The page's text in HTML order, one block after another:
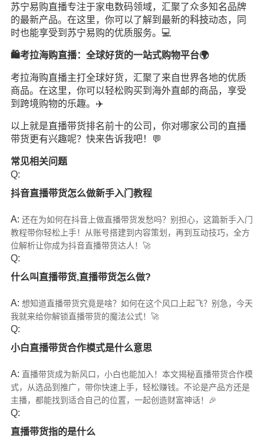
苏宁易购直播专注于家电数码领域，汇聚了众多知名品牌
的最新产品。在这里，你可以了解到最新的科技动态，同
时也能享受到苏宁易购的优质服务。💻
🛍️考拉海购直播：全球好货的一站式购物平台🌍
考拉海购直播主打全球好货，汇聚了来自世界各地的优质
商品。在这里，你可以轻松购买到海外直邮的商品，享受
到跨境购物的乐趣。✈️
以上就是直播带货排名前十的公司，你对哪家公司的直播
带货更有兴趣呢？快来告诉我吧！💬
常见相关问题
Q:
抖音直播带货怎么做新手入门教程
A: 还在为如何在抖音上做直播带货发愁吗？别担心，这篇新手入门
教程带你轻松上手！从账号搭建到内容策划，再到互动技巧，全方
位解析让你成为抖音直播带货达人！🚀
Q:
什么叫直播带货,直播带货怎么做?
A: 想知道直播带货究竟是啥？如何在这个风口上起飞？别急，今天
我就来给你解锁直播带货的魔法公式！🚀
Q:
小白直播带货合作模式是什么意思
A: 直播带货成为新风口，小白也能加入！本文揭秘直播带货合作模
式，从选品到推广，带你快速上手，轻松赚钱。不论是产品方还是
主播，都能找到适合自己的位置，一起创造财富神话！🎉
Q:
直播带货指的是什么